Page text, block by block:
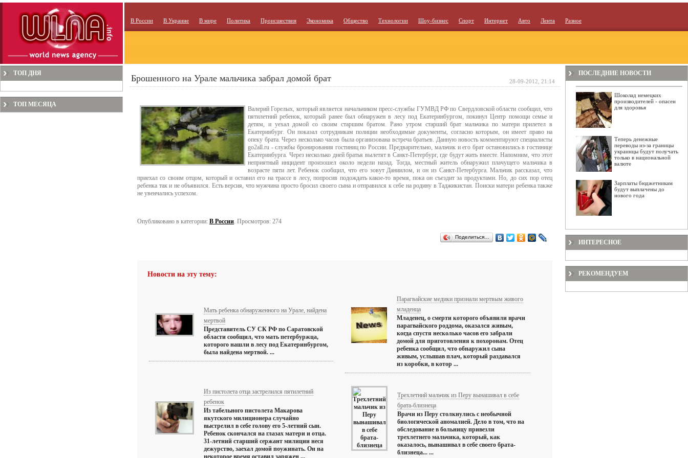
В России В Украине В мире Политика Происшествия Экономика Общество Технологии Шоу-бизнес Спорт Интернет Авто Лента Разное
ТОП ДНЯ
ТОП МЕСЯЦА
Брошенного на Урале мальчика забрал домой брат
Валерий Горелых, который является начальником пресс-службы ГУМВД РФ по Свердловской области сообщил, что
пятилетний ребенок, который ранее был обнаружен в лесу под Екатеринбургом, покинул Центр помощи семье и
детям, и уехал домой со своим старшим братом. Рано утром старший брат мальчика по матери прилетел в
Екатеринбург. Он показал сотрудникам полиции необходимые документы, согласно которым, он имеет право на
опеку брата. Через несколько часов была организована встреча братьев. Данную новость комментируют специалисты
go2all.ru - службы бронирования гостиниц по России. Предварительно, мальчик и его брат остановились в гостинице
Екатеринбурга. Через несколько дней братья вылетят в Санкт-Петербург, где будут жить вместе. Напомним, что этот
неприятный инцидент произошел около недели назад. Тогда, местный житель обнаружил плачущего мальчика в
возрасте пяти лет. Ребенок сообщил, что его зовут Даниилом, и он из Санкт-Петербурга. Мальчик рассказал, что
приехал со своим отцом, который и оставил его на трассе в лесу, попросив подождать какое-то время, пока он съездит за продуктами. Но, до сих пор отец
ребенка так и не объявился. Есть версия, что мужчина просто бросил своего сына и отправился к себе на родину в Таджикистан. Поиски матери ребенка также
не увенчались успехом.
Опубликовано в категории: В России. Просмотров: 274
Поделиться…
Новости на эту тему:
Мать ребенка обнаруженного на Урале, найдена
мертвой
Представитель СУ СК РФ по Саратовской
области сообщил, что мать петербуржца,
которого нашли в лесу под Екатеринбургом,
была найдена мертвой. ...
Парагвайские медики признали мертвым живого
младенца
Младенец, о смерти которого объявили врачи
парагвайского роддома, оказался живым,
когда спустя несколько часов его забрали
домой для приготовления к похоронам. Отец
ребенка сообщил, что обнаружил сына
живым, услышав плач, который раздавался
из коробки, в котор ...
Из пистолета отца застрелился пятилетний
ребенок
Из табельного пистолета Макарова
якутского милиционера случайно
выстрелил в себе голову его 5-летний сын.
Ребенок скончался на глазах матери и отца.
31-летний старший сержант милиции неся
дежурство, заехал домой поужинать. Он на
некоторое время оставил заряжен ...
Трехлетний мальчик из Перу вынашивал в себе
брата-близнеца
Врачи из Перу столкнулись с необычной
биологической аномалией. Дело в том, что на
обследование в больницу привезли
трехлетнего мальчика, который, как
оказалось, вынашивал в себе своего брата-
близнеца... ...
28-09-2012, 21:14
ПОСЛЕДНИЕ НОВОСТИ
Шоколад немецких
производителей - опасен
для здоровья
Теперь денежные
переводы из-за границы
украинцы будут получать
только в национальной
валюте
Зарплаты бюджетникам
будут выплачены до
нового года
ИНТЕРЕСНОЕ
РЕКОМЕНДУЕМ